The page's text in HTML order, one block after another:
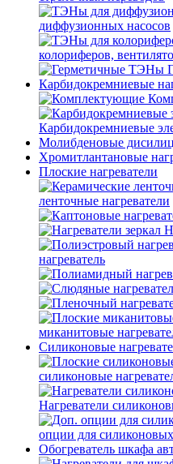
диффузионных насосов
колориферов,
Карбидокремниевые
Карбидокремниевые
Молибденовые
Хромитлантановые
Плоские нагреватели
ленточные нагреватели
нагреватель
миканитовые
Силиконовые
силиконовые
Нагреватели
опции для силиконовых
Обогреватель шкафа